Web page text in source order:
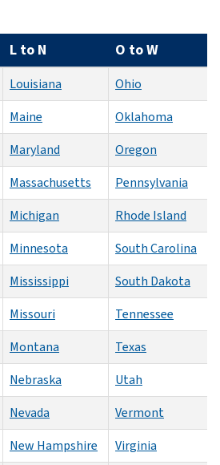
L to N O to W
Louisiana
Ohio
Maine
Oklahoma
Maryland
Oregon
Massachusetts
Pennsylvania
Michigan
Rhode Island
Minnesota
South Carolina
Mississippi
South Dakota
Missouri
Tennessee
Montana
Texas
Nebraska
Utah
Nevada
Vermont
New Hampshire
Virginia